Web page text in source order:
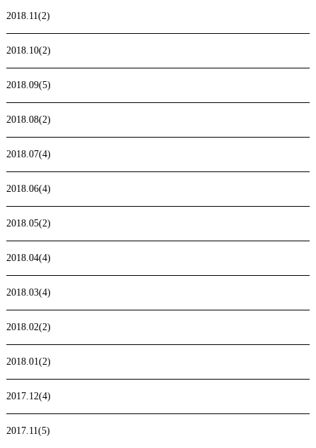
2018.11(2)
2018.10(2)
2018.09(5)
2018.08(2)
2018.07(4)
2018.06(4)
2018.05(2)
2018.04(4)
2018.03(4)
2018.02(2)
2018.01(2)
2017.12(4)
2017.11(5)